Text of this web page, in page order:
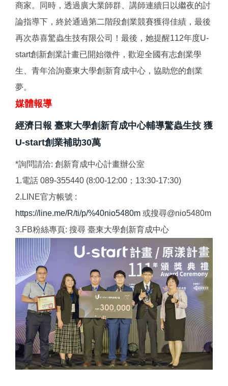
商家。同時，透過廣大業師群、講師連續日以繼夜的討
論指導下，終於通過第二階段創業競賽獲得佳績，最後
再次恭喜驚蟲生技有限公司！最後，她提醒112年度U-
start創新創業計畫已開始徵件，歡迎全國有志創業學
生、青年洽詢臺東大學創新育成中心，協助您的創業
夢。
媒體報導
經濟日報 臺東大學創新育成中心輔導驚蟲生技 獲
U-start創業補助30萬
*詢問請洽: 創新育成中心計畫辦公室
1.電話 089-355440 (8:00-12:00；13:30-17:30)
2.LINE官方帳號 :
https://line.me/R/ti/p/%40nio5480m 或搜尋@nio5480m
3.FB粉絲專頁: 搜尋 臺東大學創新育成中心